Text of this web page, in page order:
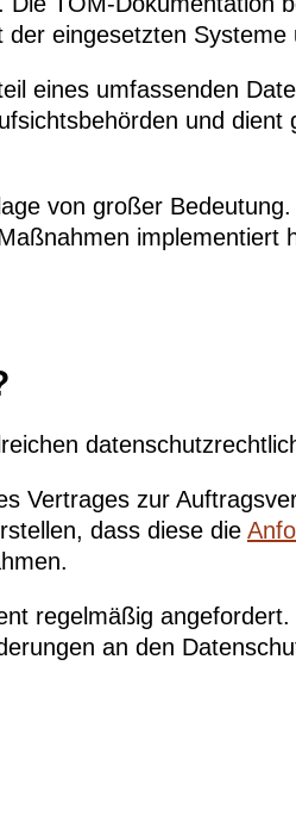
eingesetzten Systeme
eines umfassenden
und
von großer
Vertrages zur
dass diese die
regelmäßig
an den